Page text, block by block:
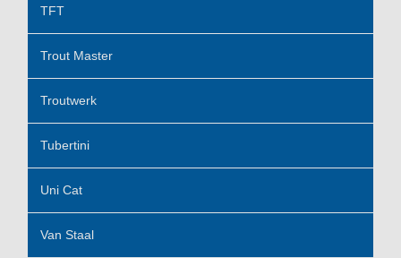
TFT
Trout Master
Troutwerk
Tubertini
Uni Cat
Van Staal